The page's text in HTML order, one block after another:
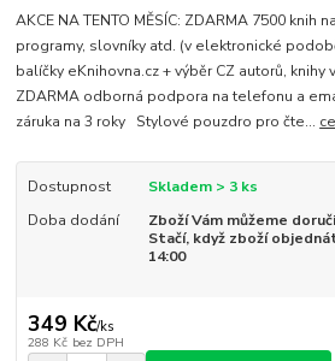
AKCE NA TENTO MĚSÍC: ZDARMA 7500 knih
programy, slovníky atd. (v elektronické
balíčky eKnihovna.cz + výběr CZ autorů, knihy
ZDARMA odborná podpora na telefonu a
záruka na 3 roky Stylové pouzdro pro čte...
Dostupnost
Skladem > 3 ks
Doba dodání
Zboží Vám můžeme
Stačí, když zboží
14:00
349 Kč/ks
288 Kč bez DPH